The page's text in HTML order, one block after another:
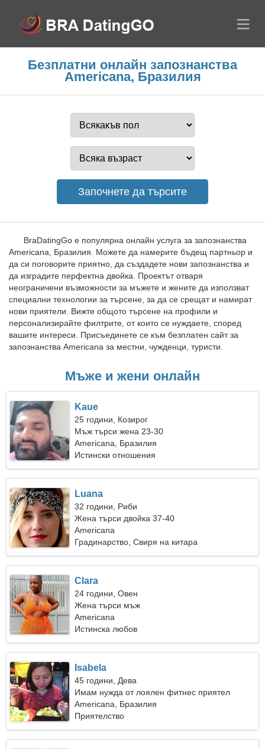
Безплатни онлайн запознанства
Americana, Бразилия
BraDatingGo е популярна онлайн услуга за запознанства
Americana, Бразилия. Можете да намерите бъдещ партньор и
да си поговорите приятно, да създадете нови запознанства и
да изградите перфектна двойка. Проектът отваря
неограничени възможности за мъжете и жените да използват
специални технологии за търсене, за да се срещат и намират
нови приятели. Вижте общото търсене на профили и
персонализирайте филтрите, от които се нуждаете, според
вашите интереси. Присъединете се към безплатен сайт за
запознанства Americana за местни, чужденци, туристи.
Мъже и жени онлайн
Kaue
25 години, Козирог
Мъж търси жена 23-30
Americana, Бразилия
Истински отношения
Luana
32 години, Риби
Жена търси двойка 37-40
Americana
Градинарство, Свиря на китара
Clara
24 години, Овен
Жена търси мъж
Americana
Истинска любов
Isabela
45 години, Дева
Имам нужда от лоялен фитнес приятел
Americana, Бразилия
Приятелство